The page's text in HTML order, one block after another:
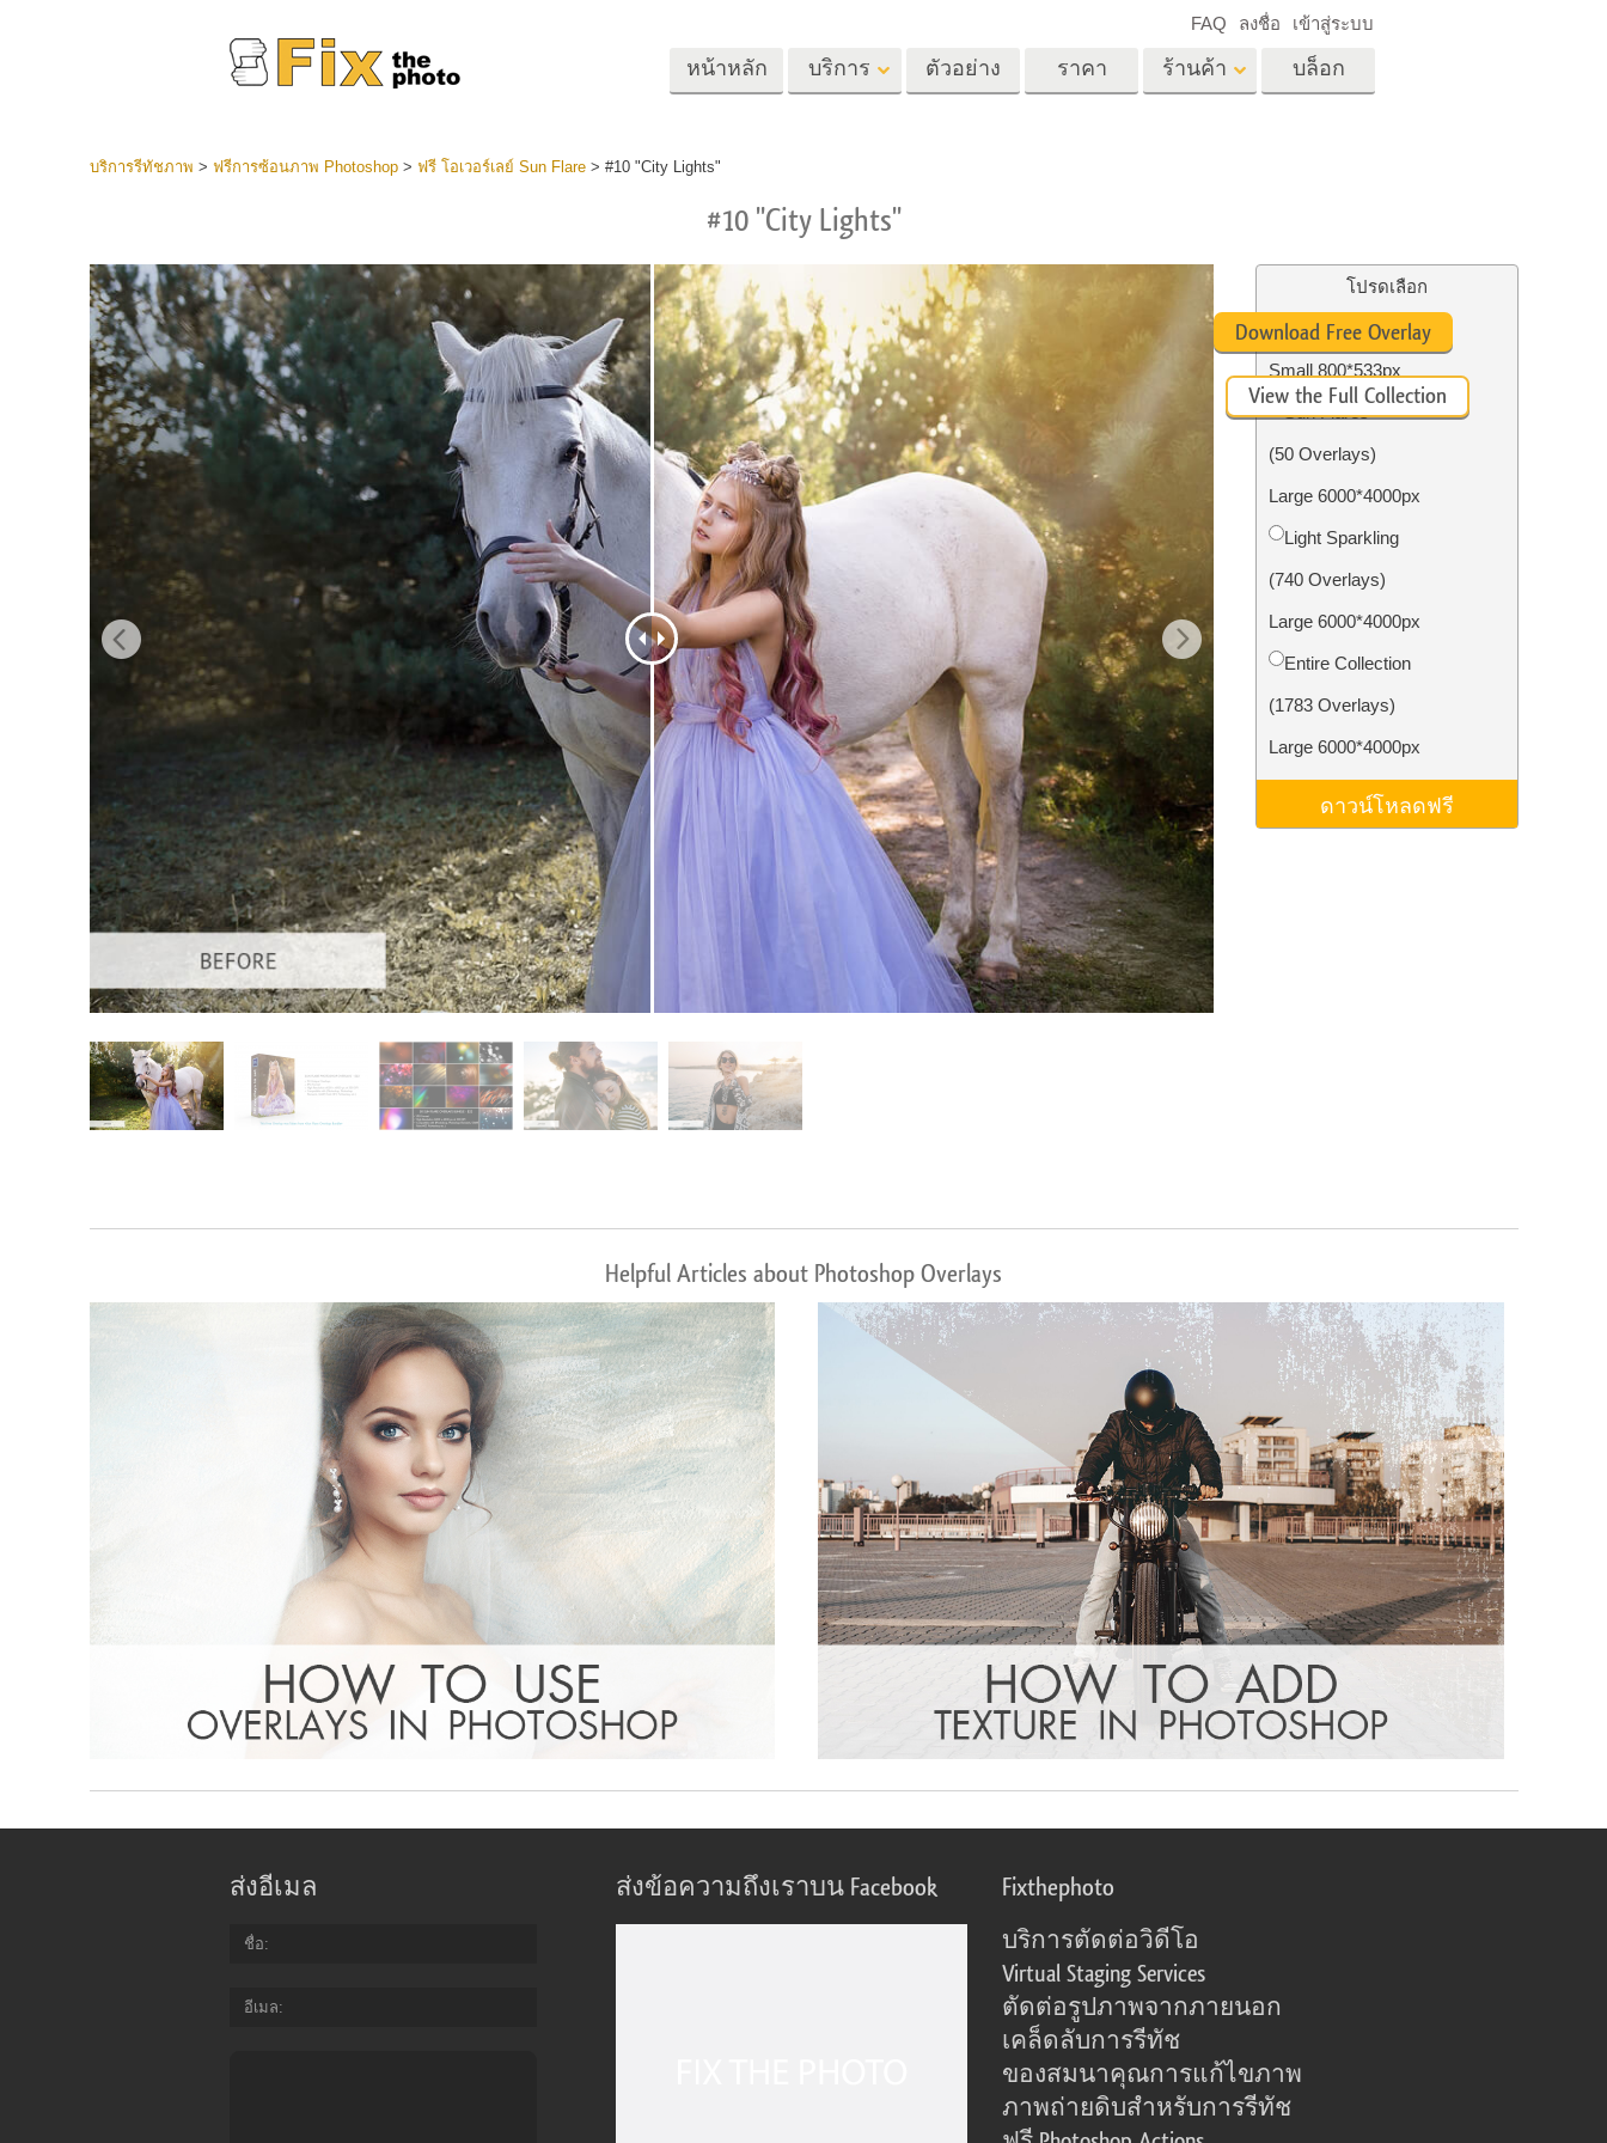
หน้าหลัก บริการ
อสังหาริมทรัพย์
บริการแก้ไขภาพงาน
แต่งงาน
โมเดลเสื้อผ้าที่สร้างโดย AI การจัดการรูปภาพ ถ่ายรูปเป็นบริการ
บริการรีทัชสินค้า บริการรีทัชเครื่องประดับ ข้อมูลการฝึกอบรม AI
ตัวอย่าง ราคา ร้านค้า
Lightroom
คอลเลคชันที่ตั้งไว้ล่วง
หน้า LR ทั้งชุด
พรีเซ็ตข้อเสนอที่ดีที่สุด
คอลเลกชันมือถือ
Photoshop Actions
โอเวอร์เลย์ Photoshop
Photoshop Textures
Ps Actions คอลเลกชัน
ทั้งหมด
Ps ซ้อนทับคอลเลกชัน
ทั้งหมด
การ์ดวันวาเลนไทน์
คำเชิญงานแต่งงาน
คำเชิญวันเกิดของเด็ก
บล็อก
FAQ ลงชื่อ เข้าสู่ระบบ
บริการรีทัชภาพ > ฟรีการซ้อนภาพ Photoshop> ฟรี โอเวอร์เลย์ Sun Flare> #10 "City Lights"
#10 "City Lights"
โปรดเลือก
Free Ps Overlay #10
Small 800*533px
Sun Flares
(50 Overlays)
Large 6000*4000px
Light Sparkling
(740 Overlays)
Large 6000*4000px
Entire Collection
(1783 Overlays)
Large 6000*4000px
ดาวน์โหลดฟรี
Download Free Overlay
View the Full Collection
Helpful Articles about Photoshop Overlays
ส่งอีเมล
ชื่อ
อีเมล
ส่งข้อความถึงเราบน Facebook Fixthephoto
บริการตัดต่อวิดีโอ
Virtual Staging Services
ตัดต่อรูปภาพจากภายนอก
เคล็ดลับการรีทัช
ของสมนาคุณการแก้ไขภาพ
ภาพถ่ายดิบสำหรับการรีทัช